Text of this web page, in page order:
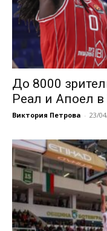
До 8000
Реал и Апоел в
Виктория Петрова - 23/